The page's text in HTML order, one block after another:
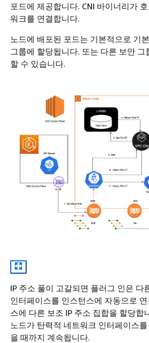
포드에 제공합니다. CNI 바이너리가
워크를 연결합니다.
노드에 배포된 포드는 기본적으로 기
그룹에 할당됩니다. 또는 다른 보안 그
할 수 있습니다.
IP 주소 풀이 고갈되면 플러그 인은 다
인터페이스를 인스턴스에 자동으로
스에 다른 보조 IP 주소 집합을 할당합
노드가 탄력적 네트워크 인터페이스
을 때까지 계속됩니다.